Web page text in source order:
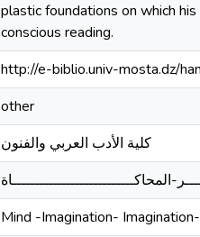
plastic foundations on which
conscious reading.
http://e-biblio.univ-mosta.dz/
other
كلية الأدب العربي والفنون
المحاكـــــــــــــــــــــــــــاة
Mind -Imagination-